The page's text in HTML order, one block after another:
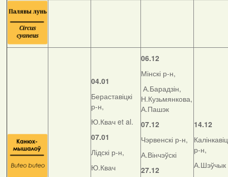
04.01
Бераставіцкі
р-н,
Ю.Квач et al.
07.01
Лідскі р-н,
Ю.Квач
06.12
Мінскі р-н,
А.Барадзін,
Н.Кузьмянкова,
А.Пашэк
07.12
Чэрвенскі р-н,
А.Вінчэўскі
27.12
14.12
р-н,
А.Шэўчык